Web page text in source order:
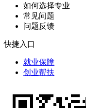
如何选择专业
常见问题
问题反馈
快捷入口
就业保障
创业帮扶